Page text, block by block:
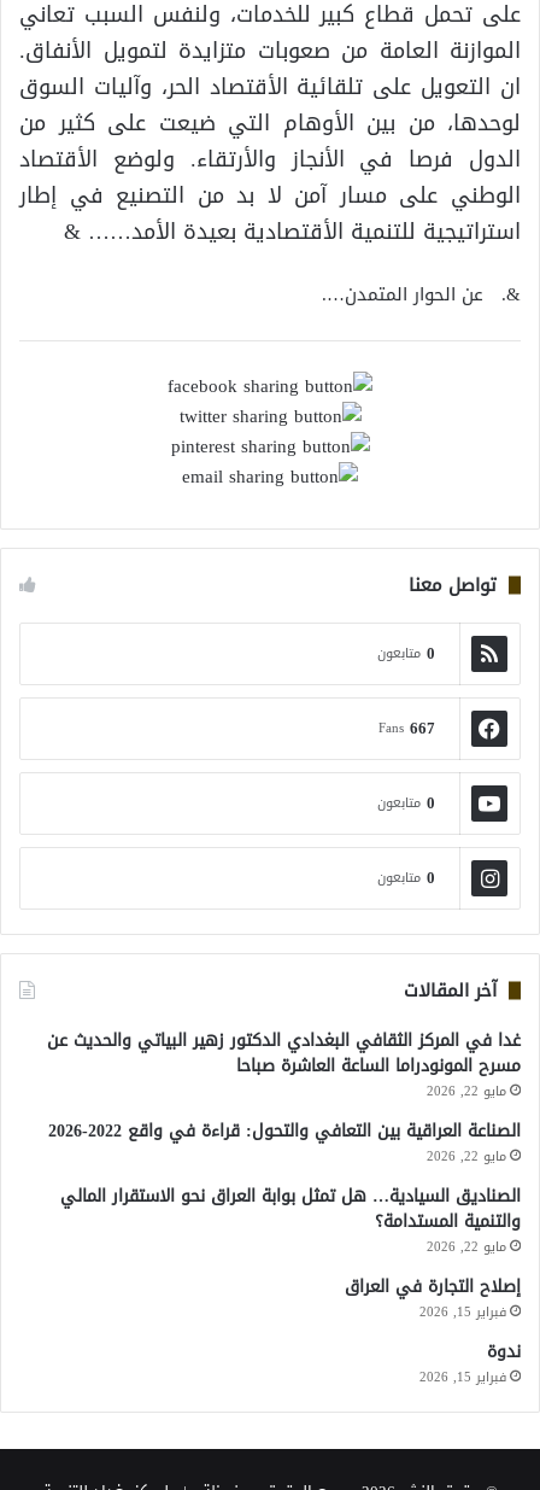
على تحمل قطاع كبير للخدمات، ولنفس السبب تعاني
الموازنة العامة من صعوبات متزايدة لتمويل الأنفاق.
ان التعويل على تلقائية الأقتصاد الحر، وآليات السوق
لوحدها، من بين الأوهام التي ضيعت على كثير من
الدول فرصا في الأنجاز والأرتقاء. ولوضع الأقتصاد
الوطني على مسار آمن لا بد من التصنيع في إطار
استراتيجية للتنمية الأقتصادية بعيدة الأمد…… &
&. عن الحوار المتمدن….
تواصل معنا
0 متابعون
667
Fans
0 متابعون
0 متابعون
آخر المقالات
غدا في المركز الثقافي البغدادي الدكتور زهير البياتي والحديث عن
مسرح المونودراما الساعة العاشرة صباحا
مايو 22, 2026
الصناعة العراقية بين التعافي والتحول: قراءة في واقع 2022-2026
مايو 22, 2026
الصناديق السيادية… هل تمثل بوابة العراق نحو الاستقرار المالي
والتنمية المستدامة؟
مايو 22, 2026
إصلاح التجارة في العراق
فبراير 15, 2026
ندوة
فبراير 15, 2026